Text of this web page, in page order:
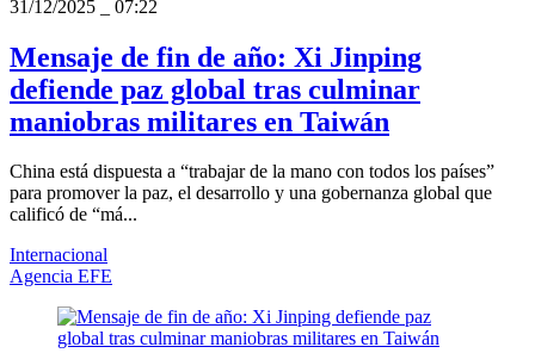
31/12/2025
07:22
Mensaje de fin de año: Xi Jinping
defiende paz global tras culminar
maniobras militares en Taiwán
China está dispuesta a “trabajar de la mano con todos los países”
para promover la paz, el desarrollo y una gobernanza global que
calificó de “má...
Internacional
Agencia EFE